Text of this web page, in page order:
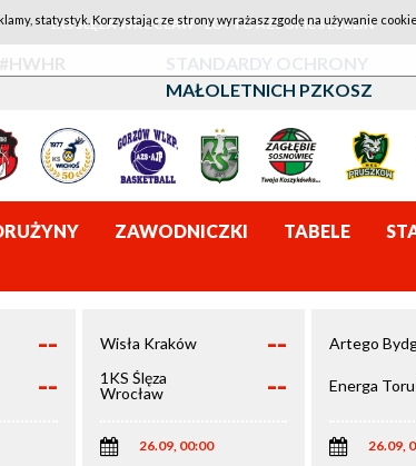
1KS ŚLĘZA WROCŁAW - LOTTO AZS UMCS LUBLIN
#HWHR
STANDARDY OCHRONY
MAŁOLETNICH PZKOSZ
ZAWODNICZKI TABELE
--
--
Wisła Kraków --
1KS Ślęza
Wrocław
--
26.09, 00:00
Artego
Energa
26.09,
statystyk. Korzystając ze strony wyrażasz zgodę na używanie